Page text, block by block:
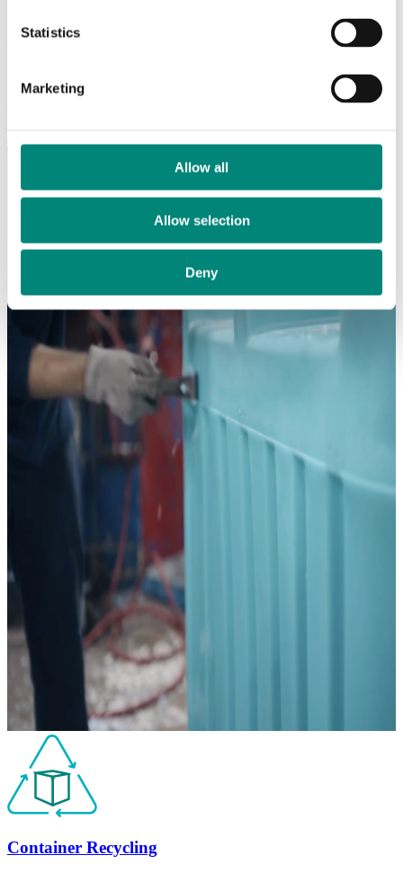
Statistics
Marketing
Allow all
Allow selection
Deny
Les conteneurs Sæplast peuvent être réparés tout au long de leur
durée de vie si les dommages sont détectés rapidement avant qu'ils
investissement dans les conteneurs Saeplast. Découvrez les options
Container Recycling